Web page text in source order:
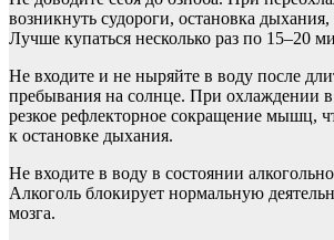
возникнуть судороги, остановка дыхания,
Лучше купаться несколько раз по 15–20
Не входите и не ныряйте в воду после
пребывания на солнце. При охлаждении в
резкое рефлекторное сокращение мышц,
к остановке дыхания.
Не входите в воду в состоянии
Алкоголь блокирует нормальную
мозга.